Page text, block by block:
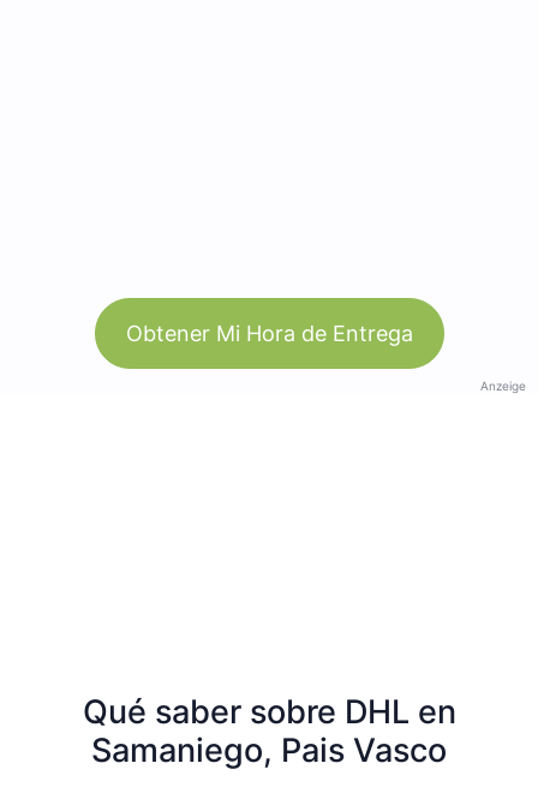
Obtener Mi Hora de Entrega
Anzeige
Qué saber sobre DHL en
Samaniego, Pais Vasco